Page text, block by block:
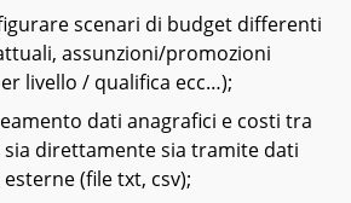
scenari di budget differenti
assunzioni/promozioni
livello / qualifica ecc…);
dati anagrafici e costi tra
sia direttamente sia tramite dati
(file txt, csv);